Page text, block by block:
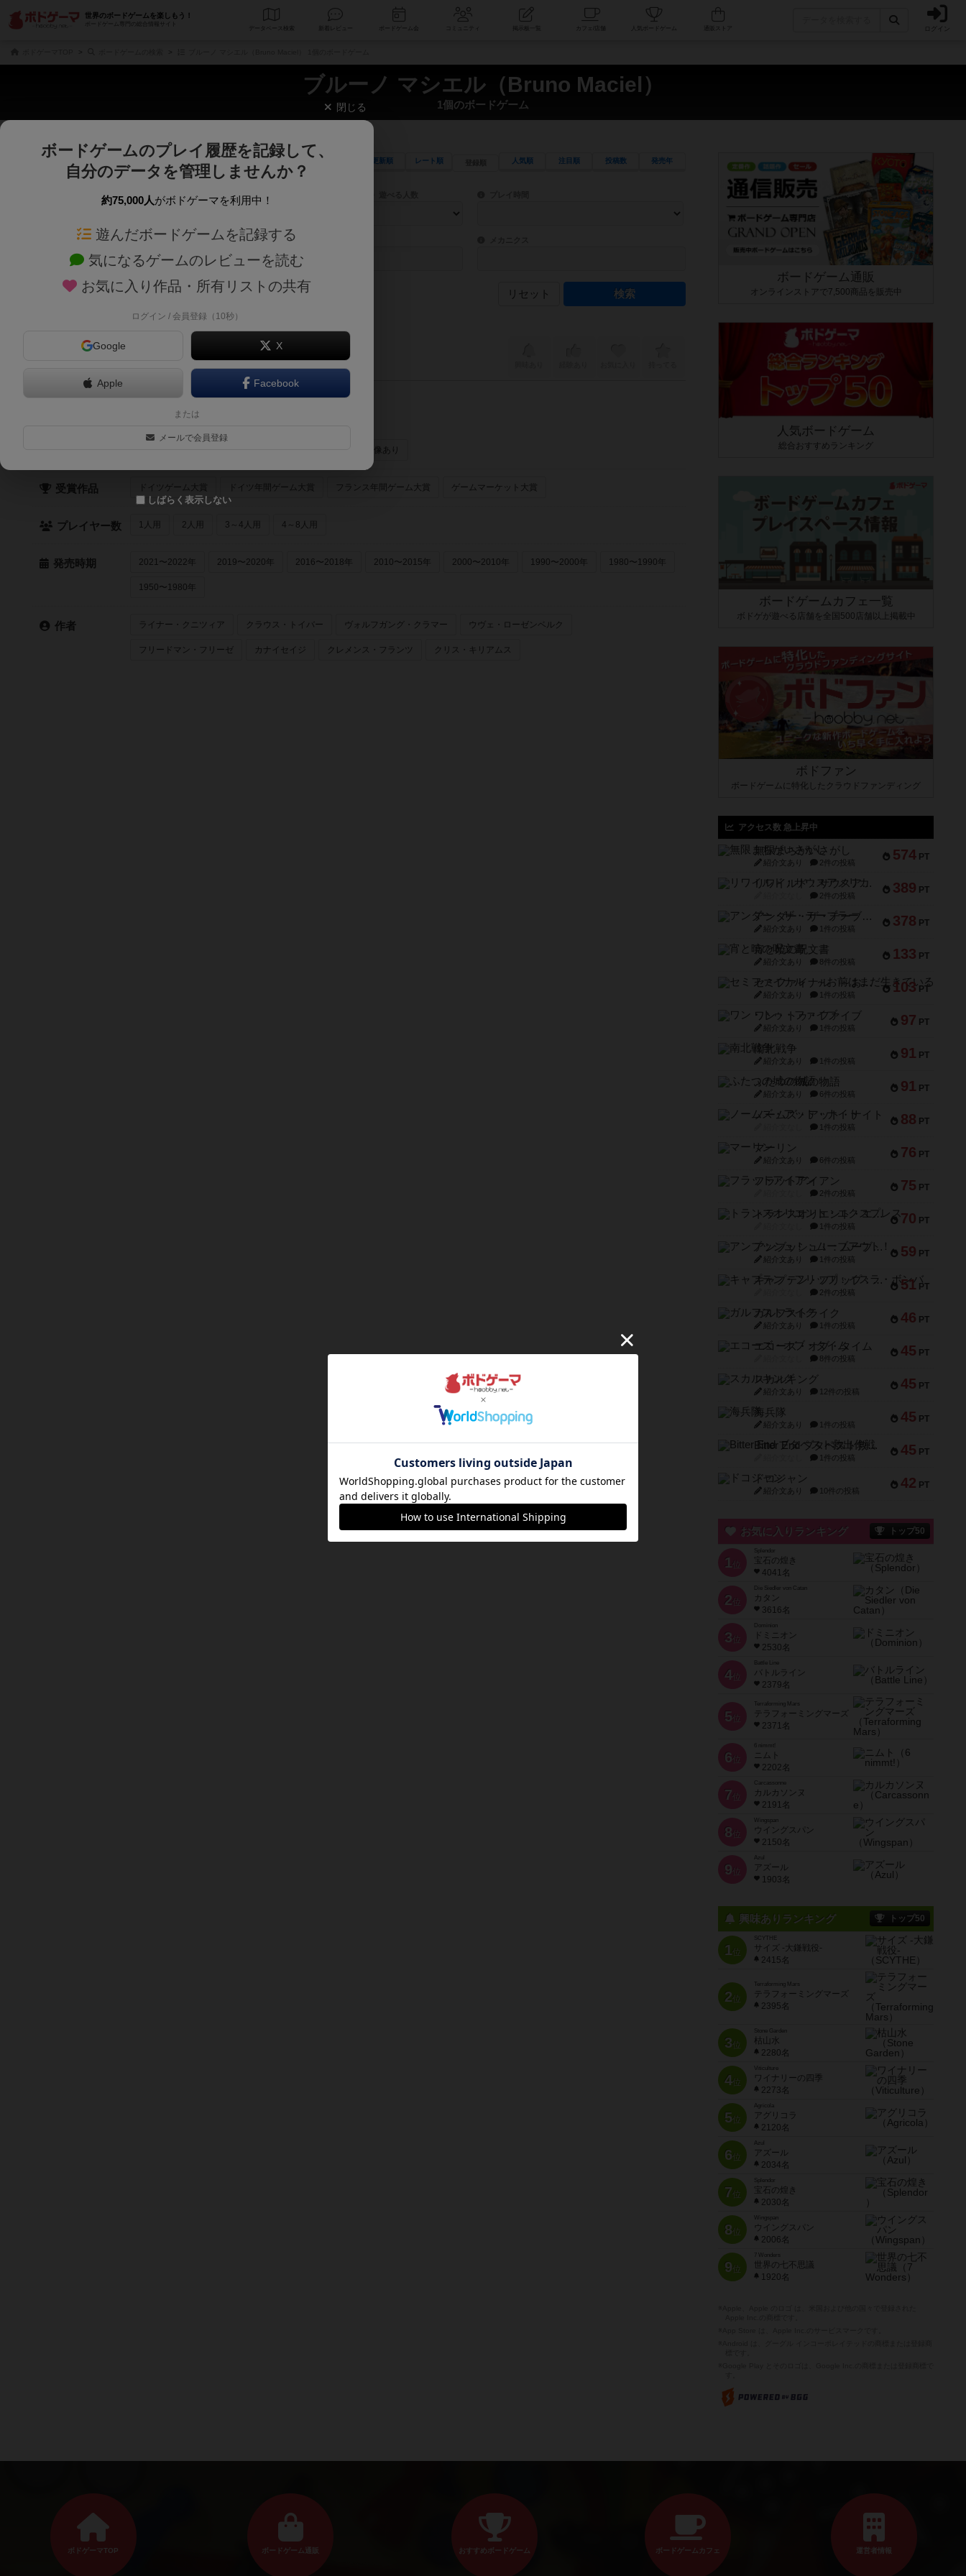
世界のボードゲームを楽しもう！
ボードゲーム専門の総合情報サイト
データベース コミュニティ 人気ボードゲーム ログイン
ブルーノ マシエル（Bruno Maciel）
1個のボードゲーム
じっくり表示 さくさく表示 更新順 レート順 人気順 注目順 投稿数 発売年
商品名、商品説明文、デザイナー名、テーマ名、メカニクス名を対象にフリーワード検索ができます。
ゲームデザイナー名を指定して検索できます。
ゲームデザイナー 目安となる所要時間を指定することができます。マニュアルを読む時間や参加者へのルール説明時間は含まれていないため、初めて
対象年齢を指定します。 世界観や登場人物などモチーフ・ストーリーを指定することができます。直感的にゲームシステムを理解できるよう、中世ファンタジー・クッキング・海賊同士の対決など、ゲームコンセプトを絞
テーマ/フレーバー ゲーム性を構成するコアシステムです。主にボードゲームに慣れている方向けの絞込機能です。例えば「ダイスロール」はランダ
リセット
ドラフト・アンド・ライト・レコード（Draft & Write Records）
30分～60分
画像あり
受賞作品 ドイツゲーム大賞 ドイツ年間ゲーム大賞 フランス年間ゲーム大賞 ゲームマーケット大賞
プレイヤー数 1人用 2人用 3～4人用 4～8人用
発売時期 2021〜2022年 2019〜2020年 2016〜2018年 2010〜2015年 2000〜2010年 1990〜2000年 1980〜1990年
1950〜1980年
作者 ライナー・クニツィア クラウス・トイバー ヴォルフガング・クラマー ウヴェ・ローゼンベルク
フリードマン・フリーゼ カナイセイジ クレメンス・フランツ クリス・キリアムス
ボードゲーム通販
オンラインストアで7,500商品を販売中
人気ボードゲーム
総合おすすめランキング
ボードゲームカフェ一覧
ボドゲが遊べる店舗を全国500店舗以上掲載中
ボドファン
ボードゲームに特化したクラウドファンディング
アクセス数 急上昇中
574 PT
無限まちがいさがし
紹介文あり 2件の投稿
389 PT
リワイルド：サウスアメリカ
2件の投稿
378 PT
アンダー・ザ・テーブラー
紹介文あり 1件の投稿
133 PT
宵と暁の呪文書
紹介文あり 8件の投稿
103 PT
セミファイナル ～お前はまだ生きている～
紹介文あり 1件の投稿
97 PT
ワン・トゥ・ファイブ
紹介文あり 1件の投稿
91 PT
南北戦争
紹介文あり 1件の投稿
91 PT
ふたつの城の物語
紹介文あり 6件の投稿
88 PT
ノームズ・アット・ナイト
1件の投稿
76 PT
マーリン
紹介文あり 6件の投稿
75 PT
フラットアイアン
2件の投稿
70 PT
トランスオリエント・エクスプレス
1件の投稿
59 PT
アンブッシュ！：ムーブアウト！
紹介文あり 1件の投稿
51 PT
キャプテン・フリップ：イスラ・ボンバ
2件の投稿
46 PT
ガルフストライク
紹介文あり 1件の投稿
45 PT
エコーズ・オブ・タイム
8件の投稿
45 PT
スカルキング
紹介文あり 12件の投稿
45 PT
海兵隊
紹介文あり 1件の投稿
45 PT
Bitter End ブタペスト救出作戦
1件の投稿
42 PT
ドコジャン
紹介文あり 10件の投稿
お気に入りランキング トップ50
1 位
宝石の煌き
4041名
2 位
Die Siedler von Catan
カタン
3616名
3 位
ドミニオン
2530名
4位
Battle Line
バトルライン
2379名
5 位
Terraforming Mars
テラフォーミングマーズ
2371名
6 位
ニムト
2202名
7 位
Carcassonne
カルカソンヌ
2191名
8 位
Wingspan
ウイングスパン
2150名
9 位
Azul
アズール
1903名
興味ありランキング トップ50
1位
SCYTHE
サイズ -大鎌戦役-
2415名
2位
Terraforming Mars
テラフォーミングマーズ
2395名
3位
Stone Garden
枯山水
2280名
4位
Viticulture
ワイナリーの四季
2273名
5位
Agricola
アグリコラ
2120名
6位
Azul
アズール
2034名
7位
宝石の煌き
2030名
8位
Wingspan
ウイングスパン
2006名
9位
7 Wonders
世界の七不思議
1920名
閉じる
ボードゲームのプレイ履歴を記録して、
自分のデータを管理しませんか？
約75,000人がボドゲーマを利用中！
遊んだボードゲームを記録する
気になるゲームのレビューを読む
お気に入り作品・所有リストの共有
ログイン / 会員登録（10秒）
Google X
Apple Facebook
または
メールで会員登録
しばらく表示しない
ボドゲーマTOP ボードゲーム通販 おすすめボードゲーム ボードゲームカフェ 運営者情報